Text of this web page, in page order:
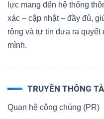
lực mang đến hệ thống
xác – cập nhật – đầy đủ,
rộng và tự tin đưa ra quyết
mình.
TRUYỀN THÔNG
Quan hệ công chúng (PR)